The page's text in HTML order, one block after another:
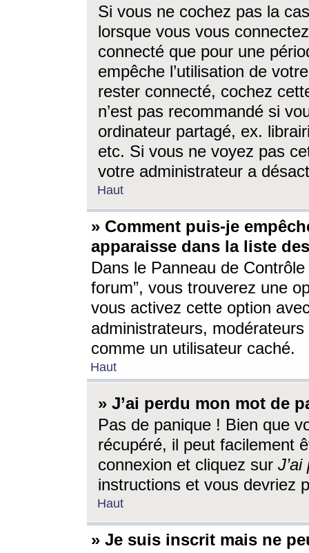
Si vous ne cochez pas la
lorsque vous vous
connecté que pour une
empêche l’utilisation de
rester connecté, cochez
n’est pas recommandé si
ordinateur partagé, ex.
etc. Si vous ne voyez pas
votre administrateur a
Haut
» Comment puis-je
apparaisse dans la liste
Dans le Panneau de
forum”, vous trouverez une
vous activez cette option
administrateurs,
comme un utilisateur caché.
Haut
» J’ai perdu mon mot de
Pas de panique ! Bien que
récupéré, il peut facilement
connexion et cliquez sur
instructions et vous devriez
Haut
» Je suis inscrit mais ne